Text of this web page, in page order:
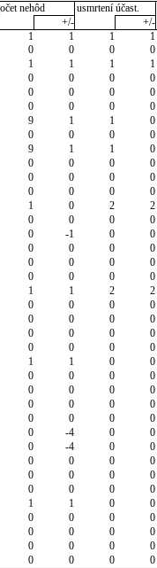
nehôd usmrtení účast.
+/-
+/-
1 1 1 1
0 0 0 0
1 1 1 1
0 0 0 0
0 0 0 0
0 0 0 0
9 1 1 0
0 0 0 0
9 1 1 0
0 0 0 0
0 0 0 0
0 0 0 0
1 0 2 2
0 0 0 0
0 -1 0 0
0 0 0 0
0 0 0 0
0 0 0 0
1 1 2 2
0 0 0 0
0 0 0 0
0 0 0 0
0 0 0 0
1 1 0 0
0 0 0 0
0 0 0 0
0 0 0 0
0 0 0 0
0 -4 0 0
0 -4 0 0
0 0 0 0
0 0 0 0
0 0 0 0
1 1 0 0
0 0 0 0
0 0 0 0
0 0 0 0
0 0 0 0